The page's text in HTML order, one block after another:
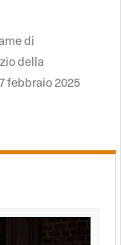
di
della
febbraio 2025